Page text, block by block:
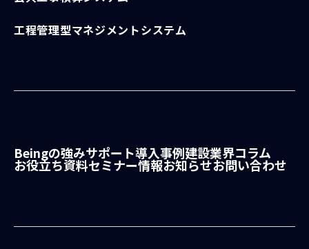
工程管理型マネジメントシステム
Beingの強みサポート導入事例建設業界コラム
お役立ち資料セミナー情報お知らせお問い合わせ